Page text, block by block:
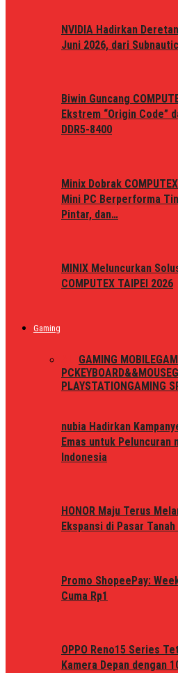
NVIDIA Hadirkan
Juni 2026, dari
Biwin Guncang
Ekstrem “Origin Code”
DDR5-8400
Minix Dobrak
Mini PC Berperforma
Pintar, dan…
MINIX Meluncurkan
COMPUTEX TAIPEI 2026
Gaming
GAMING MOBILE
PCKEYBOARD&&MOUSE
PLAYSTATIONGAMING
nubia Hadirkan
Emas untuk Peluncuran
Indonesia
HONOR Maju Terus
Ekspansi di Pasar
Promo ShopeePay:
Cuma Rp1
OPPO Reno15 Series
Kamera Depan dengan